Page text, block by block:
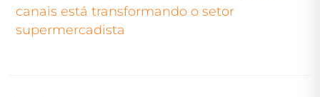
canais está transformando o setor
supermercadista